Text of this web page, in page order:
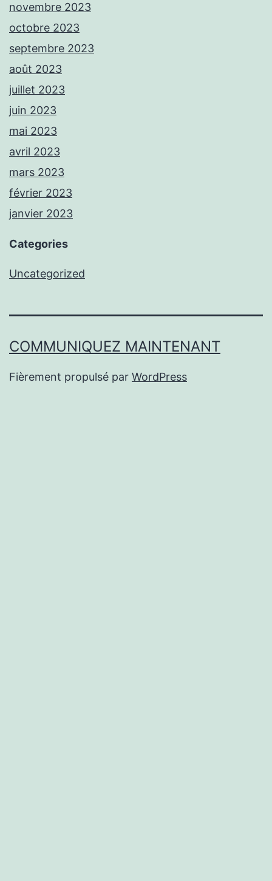
novembre 2023
octobre 2023
septembre 2023
août 2023
juillet 2023
juin 2023
mai 2023
avril 2023
mars 2023
février 2023
janvier 2023
Categories
Uncategorized
COMMUNIQUEZ MAINTENANT
Fièrement propulsé par WordPress